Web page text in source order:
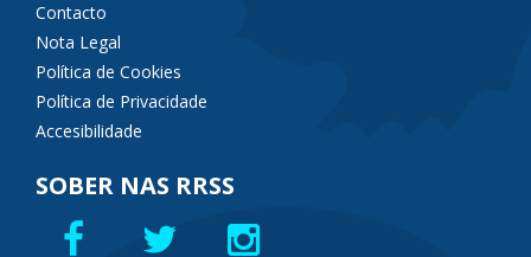
Contacto
Nota Legal
Política de Cookies
Política de Privacidade
Accesibilidade
SOBER NAS RRSS